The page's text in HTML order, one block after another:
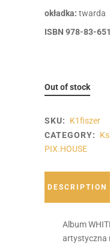
okładka: twarda
ISBN 978-83-
Out of stock
SKU:
K1fiszer
CATEGORY:
PIX.HOUSE
DESCRIPTION
Album
artystyczna